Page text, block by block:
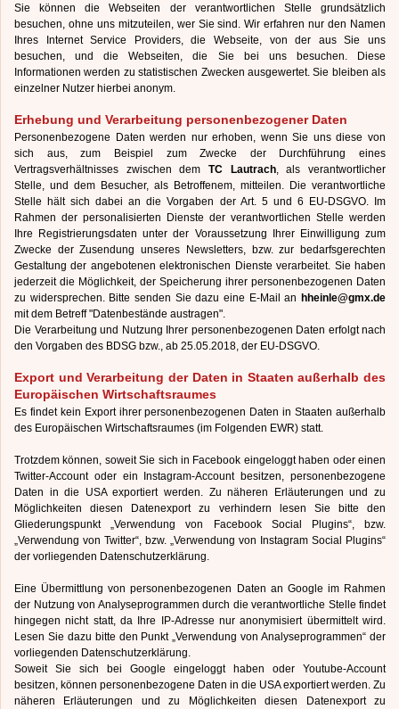
Sie können die Webseiten der verantwortlichen Stelle grundsätzlich
besuchen, ohne uns mitzuteilen, wer Sie sind. Wir erfahren nur den Namen
Ihres Internet Service Providers, die Webseite, von der aus Sie uns
besuchen, und die Webseiten, die Sie bei uns besuchen. Diese
Informationen werden zu statistischen Zwecken ausgewertet. Sie bleiben als
einzelner Nutzer hierbei anonym.
Erhebung und Verarbeitung personenbezogener Daten
Personenbezogene Daten werden nur erhoben, wenn Sie uns diese von
sich aus, zum Beispiel zum Zwecke der Durchführung eines
Vertragsverhältnisses zwischen dem TC Lautrach, als verantwortlicher
Stelle, und dem Besucher, als Betroffenem, mitteilen. Die verantwortliche
Stelle hält sich dabei an die Vorgaben der Art. 5 und 6 EU-DSGVO. Im
Rahmen der personalisierten Dienste der verantwortlichen Stelle werden
Ihre Registrierungsdaten unter der Voraussetzung Ihrer Einwilligung zum
Zwecke der Zusendung unseres Newsletters, bzw. zur bedarfsgerechten
Gestaltung der angebotenen elektronischen Dienste verarbeitet. Sie haben
jederzeit die Möglichkeit, der Speicherung ihrer personenbezogenen Daten
zu widersprechen. Bitte senden Sie dazu eine E-Mail an hheinle@gmx.de
mit dem Betreff "Datenbestände austragen".
Die Verarbeitung und Nutzung Ihrer personenbezogenen Daten erfolgt nach
den Vorgaben des BDSG bzw., ab 25.05.2018, der EU-DSGVO.
Export und Verarbeitung der Daten in Staaten außerhalb des
Europäischen Wirtschaftsraumes
Es findet kein Export ihrer personenbezogenen Daten in Staaten außerhalb
des Europäischen Wirtschaftsraumes (im Folgenden EWR) statt.
Trotzdem können, soweit Sie sich in Facebook eingeloggt haben oder einen
Twitter-Account oder ein Instagram-Account besitzen, personenbezogene
Daten in die USA exportiert werden. Zu näheren Erläuterungen und zu
Möglichkeiten diesen Datenexport zu verhindern lesen Sie bitte den
Gliederungspunkt „Verwendung von Facebook Social Plugins“, bzw.
„Verwendung von Twitter“, bzw. „Verwendung von Instagram Social Plugins“
der vorliegenden Datenschutzerklärung.
Eine Übermittlung von personenbezogenen Daten an Google im Rahmen
der Nutzung von Analyseprogrammen durch die verantwortliche Stelle findet
hingegen nicht statt, da Ihre IP-Adresse nur anonymisiert übermittelt wird.
Lesen Sie dazu bitte den Punkt „Verwendung von Analyseprogrammen“ der
vorliegenden Datenschutzerklärung.
Soweit Sie sich bei Google eingeloggt haben oder Youtube-Account
besitzen, können personenbezogene Daten in die USA exportiert werden. Zu
näheren Erläuterungen und zu Möglichkeiten diesen Datenexport zu